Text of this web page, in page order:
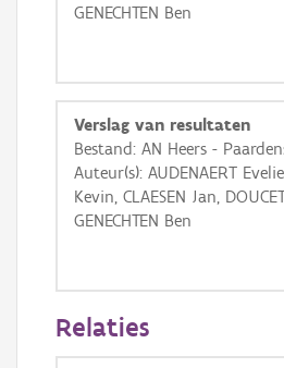
Basis Lagen
OSM-Basiskaart
Ortho
GENECHTEN Ben
Verslag van resultaten
Bestand: AN Heers -
Auteur(s): AUDENAERT
Kevin, CLAESEN Jan,
GENECHTEN Ben
Relaties